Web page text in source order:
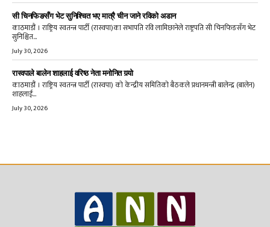
सी चिनफिङसँग भेट सुनिश्चित भए मात्रै चीन जाने रविको अडान
काठमाडौं । राष्ट्रिय स्वतन्त्र पार्टी (रास्वपा)का सभापति रवि लामिछानेले राष्ट्रपति सी चिनफिङसँग भेट
सुनिश्चित...
July 30, 2026
रास्वपाले बालेन शाहलाई वरिष्ठ नेता मनोनित गर्‍यो
काठमाडौं । राष्ट्रिय स्वतन्त्र पार्टी (रास्वपा) को केन्द्रीय समितिको बैठकले प्रधानमन्त्री बालेन्द्र (बालेन)
शाहलाई...
July 30, 2026